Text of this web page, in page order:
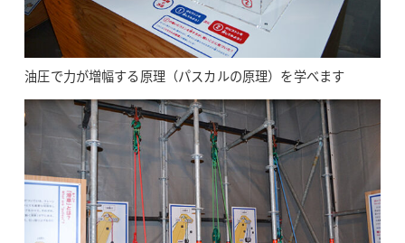
油圧で力が増幅する原理（パスカルの原理）を学べます